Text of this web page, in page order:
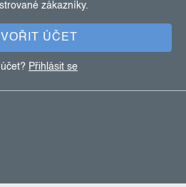
zákazníky.
ÚČET
Přihlásit se